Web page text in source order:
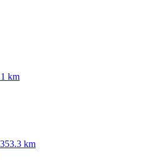
km
3.3 km